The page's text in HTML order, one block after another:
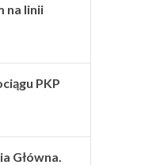
na linii
PKP
Główna.